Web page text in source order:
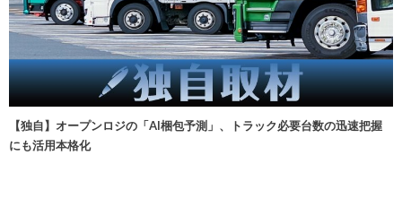
【独自】オープンロジの「AI梱包予測」、トラック必要台数の迅速把握
にも活用本格化